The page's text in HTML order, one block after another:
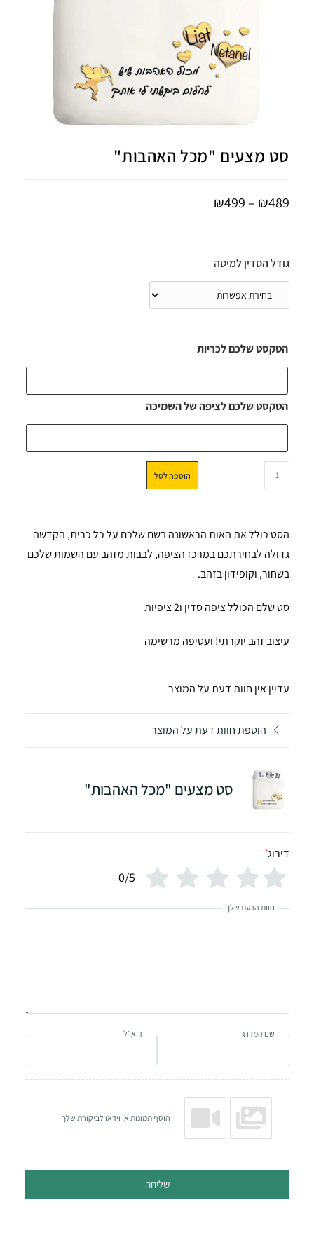
סט מצעים "מכל האהבות"
₪489
–
₪499
גודל הסדין למיטה
הטקסט שלכם לכריות
הטקסט שלכם לציפה של השמיכה
הוספה לסל
הסט כולל את האות הראשונה בשם שלכם על כל כרית, הקדשה
גדולה לבחירתכם במרכז הציפה, לבבות מזהב עם השמות שלכם
בשחור, וקופידון בזהב.
סט שלם הכולל ציפה סדין ו2 ציפיות
עיצוב זהב יוקרתי! ועטיפה מרשימה
עדיין אין חוות דעת על המוצר
הוספת חוות דעת על המוצר
סט מצעים "מכל האהבות"
דירוג*
0/5
חוות הדעת שלך
שם המדרג דוא״ל
הוסף תמונות או וידאו לביקורת שלך
שליחה